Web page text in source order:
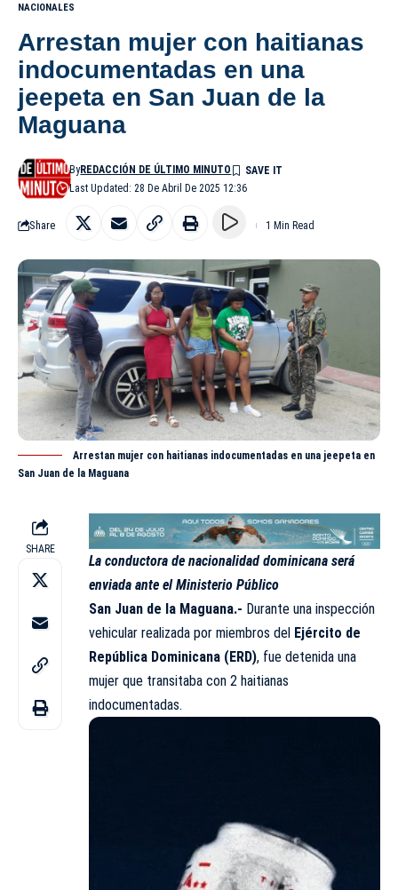
NACIONALES
Arrestan mujer con haitianas
indocumentadas en una
jeepeta en San Juan de la
Maguana
Last Updated: 28 De Abril De 2025 12:36
ByREDACCIÓN DE ÚLTIMO MINUTO
Share 1 Min Read
Arrestan mujer con haitianas indocumentadas en una jeepeta en
San Juan de la Maguana
SHARE
La conductora de nacionalidad dominicana será
enviada ante el Ministerio Público
San Juan de la Maguana.- Durante una inspección
vehicular realizada por miembros del Ejército de
República Dominicana (ERD), fue detenida una
mujer que transitaba con 2 haitianas
indocumentadas.